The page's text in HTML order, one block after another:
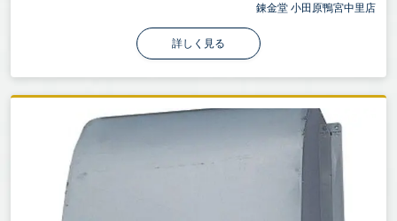
錬金堂 小田原鴨宮中里店
詳しく見る